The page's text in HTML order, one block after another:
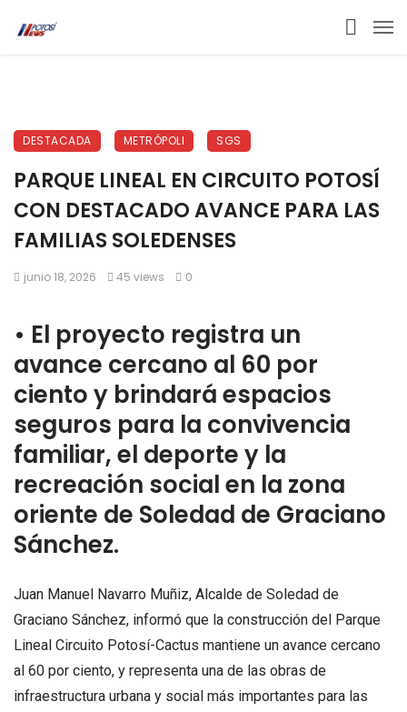
DESTACADA METRÓPOLI SGS
PARQUE LINEAL EN CIRCUITO POTOSÍ
CON DESTACADO AVANCE PARA LAS
FAMILIAS SOLEDENSES
junio 18, 2026 45 views 0
•⁠ ⁠El proyecto registra un
avance cercano al 60 por
ciento y brindará espacios
seguros para la convivencia
familiar, el deporte y la
recreación social en la zona
oriente de Soledad de Graciano
Sánchez.
Juan Manuel Navarro Muñiz, Alcalde de Soledad de
Graciano Sánchez, informó que la construcción del Parque
Lineal Circuito Potosí-Cactus mantiene un avance cercano
al 60 por ciento, y representa una de las obras de
infraestructura urbana y social más importantes para las